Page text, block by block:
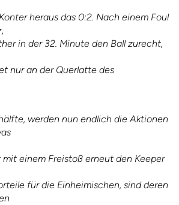
heraus das 0:2. Nach einem Foul
in der 32. Minute den Ball zurecht,
nur an der Querlatte des
werden nun endlich die Aktionen
einem Freistoß erneut den Keeper
für die Einheimischen, sind deren